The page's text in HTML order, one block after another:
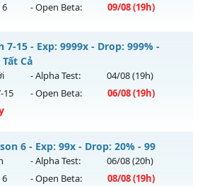
Webzen
6 - Open Beta: 09/08(19h)
6.3 CLASSIC
- Mở máy chủ
bằng cơm
7-15 - Exp: 9999x - Drop: 999% -
Cả
- Alpha Test: 04/08(19h)
15 - Open Beta: 06/08(19h)
Làm Nên Tất Cả
- Mở máy chủ
Huyền Giớivào 19h
6 - Exp: 99x - Drop: 20% - 99
- Alpha Test: 06/08(20h)
6 - Open Beta: 08/08(19h)